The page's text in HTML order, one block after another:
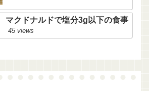
マクドナルドで塩分3g以下の食事
45 views